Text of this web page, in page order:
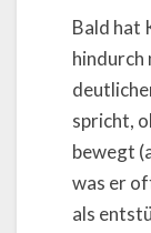
Bald hat
hindurch
spricht,
bewegt
was er
als